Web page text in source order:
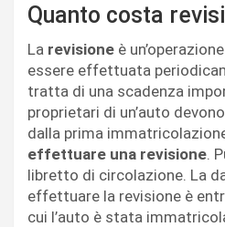
Quanto costa
La revisione è
essere effettuata
tratta di una scadenza
proprietari di un’auto
dalla prima
effettuare una revisione.
libretto di circolazione. La
effettuare la revisione è
cui l’auto è stata